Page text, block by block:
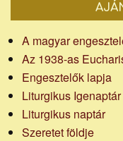
A magyar
Az 1938-as
Engesztelők lapja
Liturgikus Igenaptár
Liturgikus naptár
Szeretet földje